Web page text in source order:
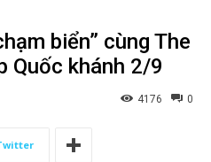
biển” cùng The
Quốc khánh 2/9
0
4176